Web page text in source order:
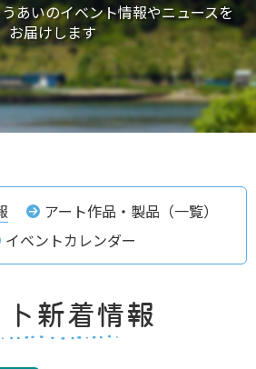
あいのイベント情報やニュースを
お届けします
アート作品・製品（一覧）
イベントカレンダー